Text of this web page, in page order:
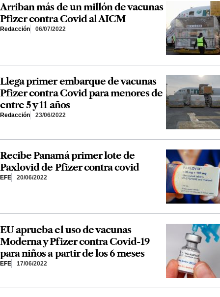
Arriban más de un millón de vacunas
Pfizer contra Covid al AICM
Redacción 06/07/2022
Llega primer embarque de vacunas
Pfizer contra Covid para menores de
entre 5 y 11 años
Redacción 23/06/2022
Recibe Panamá primer lote de
Paxlovid de Pfizer contra covid
EFE 20/06/2022
EU aprueba el uso de vacunas
Moderna y Pfizer contra Covid-19
para niños a partir de los 6 meses
EFE 17/06/2022